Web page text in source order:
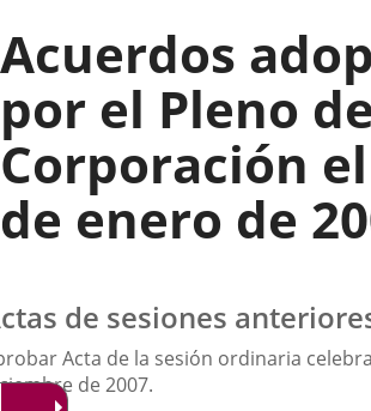
Acuerdos
por el Pleno
Corporación
de enero de
de sesiones
Acta de la sesión ordinaria
de 2007.